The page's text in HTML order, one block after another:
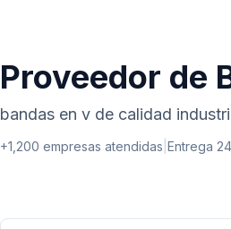
Proveedor de
bandas en v de calidad
+1,200 empresas atendidas Entrega